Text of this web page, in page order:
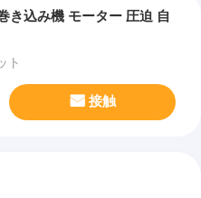
き込み機 モーター 圧迫 自
ト
接触